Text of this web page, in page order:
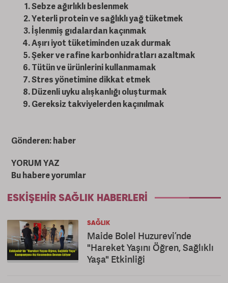
Sebze ağırlıklı beslenmek
Yeterli protein ve sağlıklı yağ tüketmek
İşlenmiş gıdalardan kaçınmak
Aşırı iyot tüketiminden uzak durmak
Şeker ve rafine karbonhidratları azaltmak
Tütün ve ürünlerini kullanmamak
Stres yönetimine dikkat etmek
Düzenli uyku alışkanlığı oluşturmak
Gereksiz takviyelerden kaçınılmak
Gönderen: haber
YORUM YAZ
Bu habere yorumlar
ESKIŞEHIR SAĞLIK HABERLERI
SAĞLIK
Maide Bolel Huzurevi’nde
"Hareket Yaşını Öğren, Sağlıklı
Yaşa" Etkinliği